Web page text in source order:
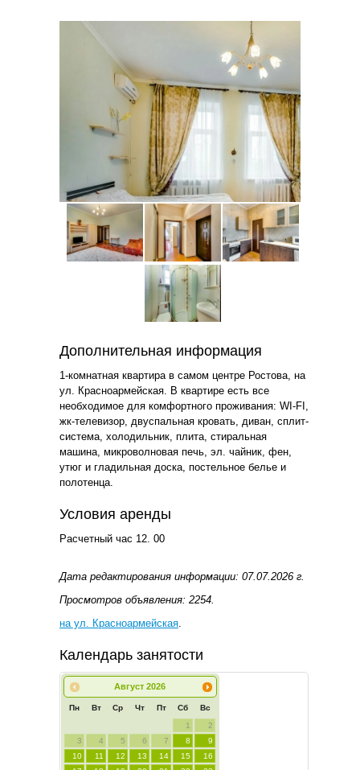
Дополнительная информация
1-комнатная квартира в самом центре Ростова, на
ул. Красноармейская. В квартире есть все
необходимое для комфортного проживания: WI-FI,
жк-телевизор, двуспальная кровать, диван, сплит-
система, холодильник, плита, стиральная
машина, микроволновая печь, эл. чайник, фен,
утюг и гладильная доска, постельное белье и
полотенца.
Условия аренды
Расчетный час 12. 00
Дата редактирования информации: 07.07.2026 г.
Просмотров объявления: 2254.
на ул. Красноармейская
Календарь занятости
Август 2026
Пн Вт Ср Чт Пт Сб Вс
1
2
3
4 5 6 7 8
9
10
11 12 13 14 15
16